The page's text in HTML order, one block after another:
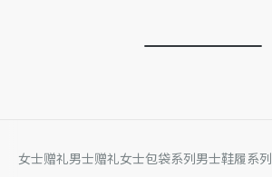
女士赠礼男士赠礼女士包袋系列男士鞋履系列